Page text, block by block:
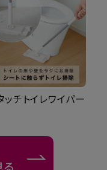
ッチトイレワイパー
る